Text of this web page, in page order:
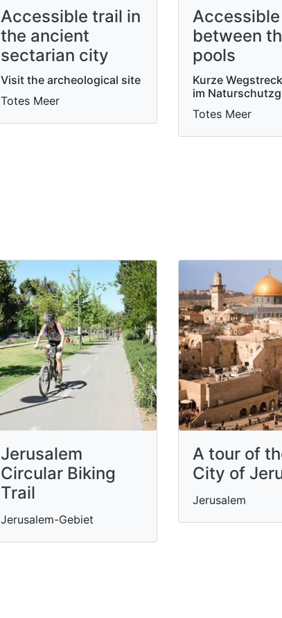
Accessible trail in
the ancient
sectarian city
Visit the archeological site
Totes Meer
between
pools
Kurze
im
Totes Meer
Jerusalem
Circular Biking
Trail
Jerusalem-Gebiet
A tour of
City of
Jerusalem